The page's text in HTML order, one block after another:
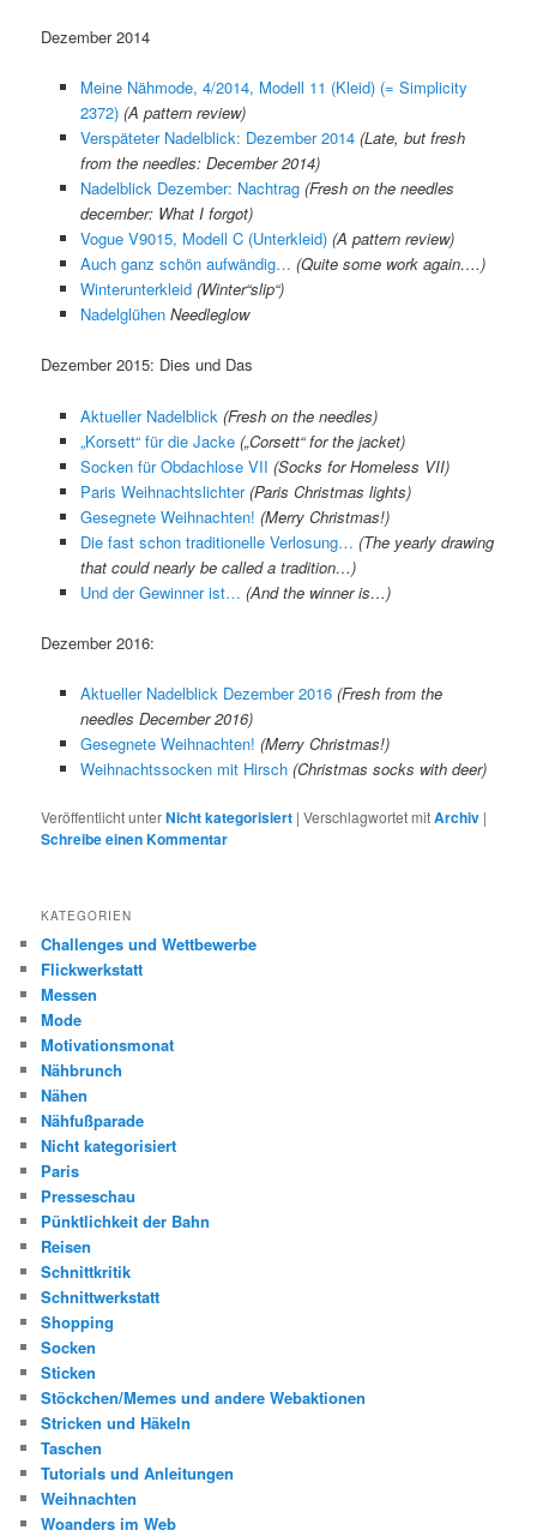
Dezember 2014
Meine Nähmode, 4/2014, Modell 11 (Kleid) (= Simplicity
2372) (A pattern review)
Verspäteter Nadelblick: Dezember 2014 (Late, but fresh
from the needles: December 2014)
Nadelblick Dezember: Nachtrag (Fresh on the needles
december: What I forgot)
Vogue V9015, Modell C (Unterkleid) (A pattern review)
Auch ganz schön aufwändig… (Quite some work again….)
Winterunterkleid (Winter“slip“)
Nadelglühen Needleglow
Dezember 2015: Dies und Das
Aktueller Nadelblick (Fresh on the needles)
„Korsett“ für die Jacke („Corsett“ for the jacket)
Socken für Obdachlose VII (Socks for Homeless VII)
Paris Weihnachtslichter (Paris Christmas lights)
Gesegnete Weihnachten! (Merry Christmas!)
Die fast schon traditionelle Verlosung… (The yearly drawing
that could nearly be called a tradition…)
Und der Gewinner ist… (And the winner is…)
Dezember 2016:
Aktueller Nadelblick Dezember 2016 (Fresh from the
needles December 2016)
Gesegnete Weihnachten! (Merry Christmas!)
Weihnachtssocken mit Hirsch (Christmas socks with deer)
Veröffentlicht unterNicht kategorisiert |Verschlagwortet mitArchiv |
Schreibe einen Kommentar
KATEGORIEN
Challenges und Wettbewerbe
Flickwerkstatt
Messen
Mode
Motivationsmonat
Nähbrunch
Nähen
Nähfußparade
Nicht kategorisiert
Paris
Presseschau
Pünktlichkeit der Bahn
Reisen
Schnittkritik
Schnittwerkstatt
Shopping
Socken
Sticken
Stöckchen/Memes und andere Webaktionen
Stricken und Häkeln
Taschen
Tutorials und Anleitungen
Weihnachten
Woanders im Web